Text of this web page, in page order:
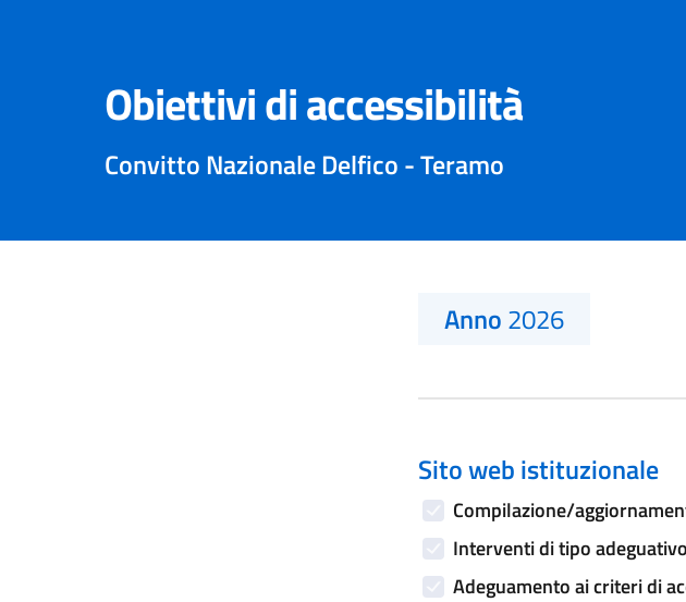
Obiettivi di accessibilità
Convitto Nazionale Delfico - Teramo
Anno2026
Sito web istituzionale
Compilazione/
Interventi di tipo
Adeguamento ai criteri di